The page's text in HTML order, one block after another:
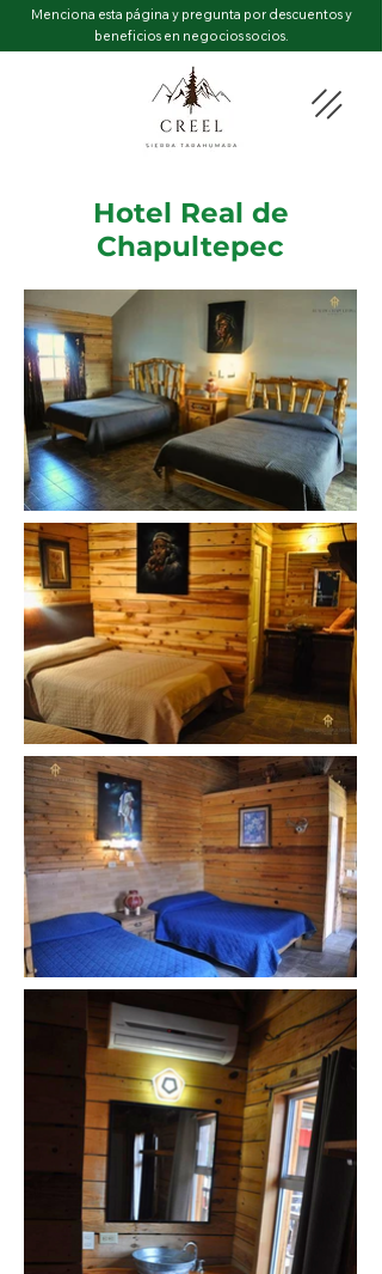
Menciona esta página y pregunta por descuentos y
beneficios en negocios socios.
Hotel Real de
Chapultepec